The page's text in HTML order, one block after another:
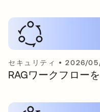
セキュリティ •2026/
RAGワークフロー